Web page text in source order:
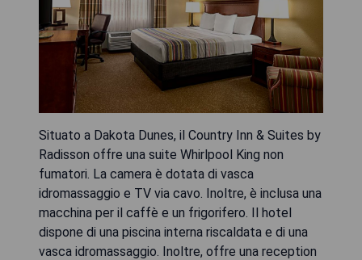
Situato a Dakota Dunes, il Country Inn & Suites by
Radisson offre una suite Whirlpool King non
fumatori. La camera è dotata di vasca
idromassaggio e TV via cavo. Inoltre, è inclusa una
macchina per il caffè e un frigorifero. Il hotel
dispone di una piscina interna riscaldata e di una
vasca idromassaggio. Inoltre, offre una reception